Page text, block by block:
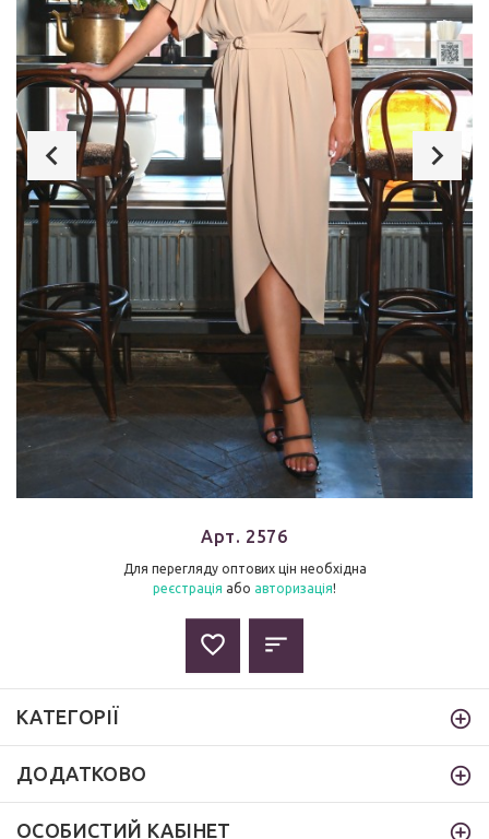
Арт. 2576
Для перегляду оптових цін необхідна
реєстрація або авторизація!
КАТЕГОРІЇ
ДОДАТКОВО
ОСОБИСТИЙ КАБІНЕТ